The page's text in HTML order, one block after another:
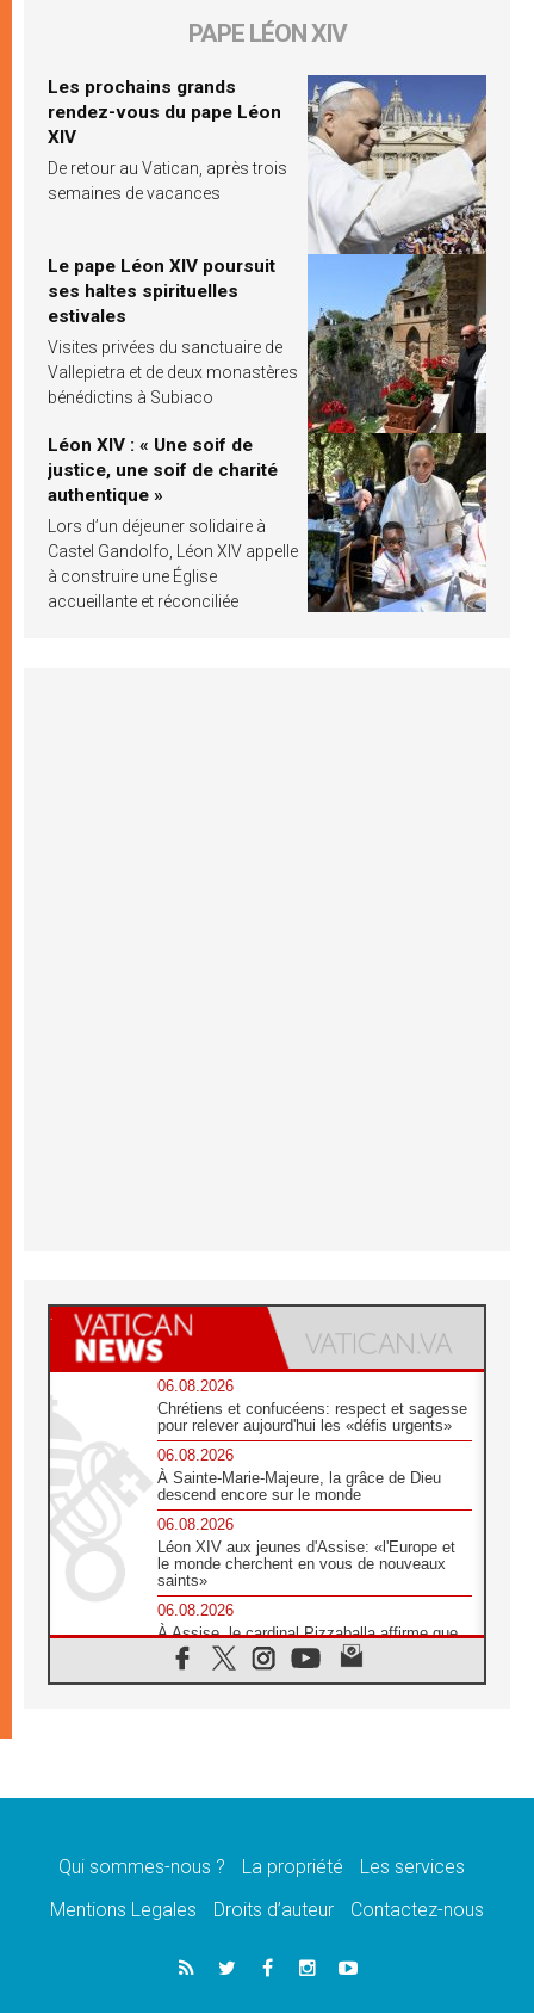
PAPE LÉON XIV
Les prochains grands
rendez-vous du pape Léon
XIV
De retour au Vatican, après trois
semaines de vacances
Le pape Léon XIV poursuit
ses haltes spirituelles
estivales
Visites privées du sanctuaire de
Vallepietra et de deux monastères
bénédictins à Subiaco
Léon XIV : « Une soif de
justice, une soif de charité
authentique »
Lors d’un déjeuner solidaire à
Castel Gandolfo, Léon XIV appelle
à construire une Église
accueillante et réconciliée
06.08.2026
Chrétiens et confucéens: respect et sagesse
pour relever aujourd'hui les «défis urgents»
06.08.2026
À Sainte-Marie-Majeure, la grâce de Dieu
descend encore sur le monde
06.08.2026
Léon XIV aux jeunes d'Assise: «l'Europe et
le monde cherchent en vous de nouveaux
saints»
06.08.2026
À Assise, le cardinal Pizzaballa affirme que
«les chrétiens veulent la paix»
06.08.2026
message de paix et de dignité humaine»
«La visite du Pape en Uruguay renforcera
05.08.2026
Le nonce en Ukraine: «Il est inquiétant
Qui sommes-nous ? La propriété
Les services
Mentions Legales
Droits d’auteur Contactez-nous